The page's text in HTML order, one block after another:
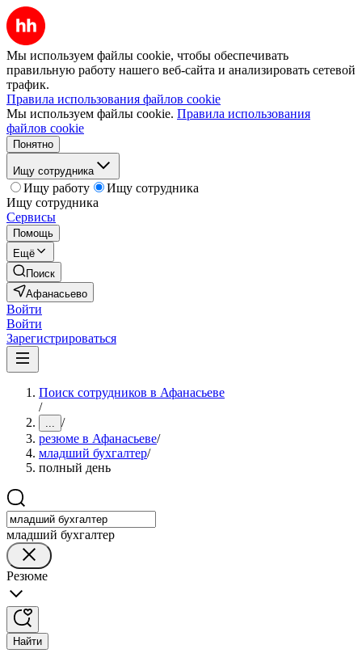
Мы используем файлы cookie, чтобы обеспечивать
правильную работу нашего веб-сайта и анализировать сетевой
трафик.
Правила использования файлов cookie
Мы используем файлы cookie. Правила использования
файлов cookie
Понятно
Ищу сотрудника
Ищу работу
Ищу сотрудника
Ищу сотрудника
Сервисы
Помощь
Ещё
Поиск
Афанасьево
Войти
Войти
Зарегистрироваться
Поиск сотрудников в Афанасьеве
/
... /
резюме в Афанасьеве/
младший бухгалтер/
полный день
младший бухгалтер
Резюме
Найти